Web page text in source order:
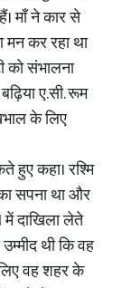
माँ ने कार से
मन कर रहा था
को संभालना
ए.सी. रूम
के लिए
हुए कहा। रश्मि
सपना था और
में दाखिला लेते
थी कि वह
वह शहर के